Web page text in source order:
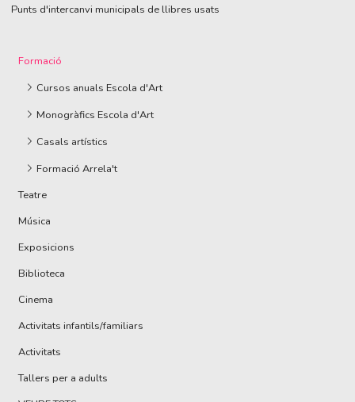
Punts d'intercanvi municipals de llibres usats
Formació
Cursos anuals Escola d'Art
Monogràfics Escola d'Art
Casals artístics
Formació Arrela't
Teatre
Música
Exposicions
Biblioteca
Cinema
Activitats infantils/familiars
Activitats
Tallers per a adults